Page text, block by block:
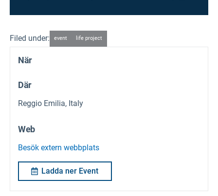
Filed under: event life project
När
Där
Reggio Emilia, Italy
Web
Besök extern webbplats
Ladda ner Event